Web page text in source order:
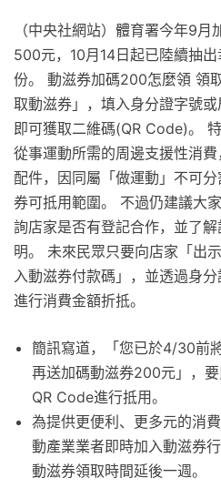
（中央社網站）體育署今年9
500元，10月14日起已陸續抽
份。 動滋券加碼200怎麼領 領
取動滋券」，填入身分證字號
即可獲取二維碼(QR Code)。
從事運動所需的周邊支援性消
配件，因同屬「做運動」不可
券可抵用範圍。 不過仍建議大
詢店家是否有登記合作，並了
明。 未來民眾只要向店家「出
入動滋券付款碼」，並透過身
進行消費金額折抵。
簡訊寫道，「您已於4/30前
再送加碼動滋券200元」，
QR Code進行抵用。
為提供更便利、更多元的消
動產業業者即時加入動滋券
動滋券領取時間延後一週。